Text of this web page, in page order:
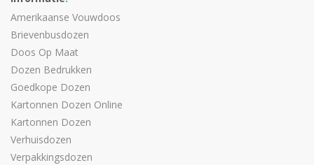
Amerikaanse Vouwdoos
Brievenbusdozen
Doos Op Maat
Dozen Bedrukken
Goedkope Dozen
Kartonnen Dozen Online
Kartonnen Dozen
Verhuisdozen
Verpakkingsdozen